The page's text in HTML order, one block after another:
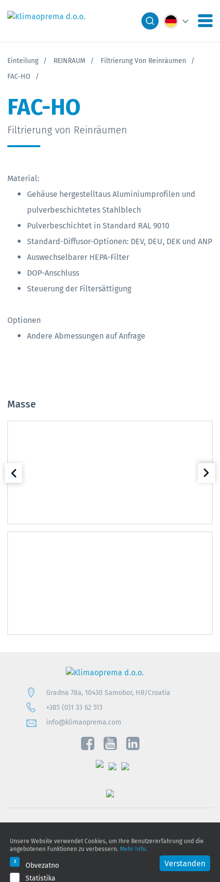
Einteilung REINRAUM
Filtrierung Von Reinräumen
FAC-HO
FAC-HO
Filtrierung von Reinräumen
Material:
Gehäuse hergestelltaus Aluminiumprofilen und
pulverbeschichtetes Stahlblech
Pulverbeschichtet in Standard RAL 9010
Standard-Diffusor-Optionen: DEV, DEU, DEK und ANP
Auswechselbarer HEPA-Filter
DOP-Anschluss
Steuerung der Filtersättigung
Optionen
Andere Abmessungen auf Anfrage
Masse
Gradna 78a, 10430 Samobor, HR/Croatia
+385 (0)1 33 62 513
info@klimaoprema.com
Politika kolačića
Unsere Website verwendet Cookies, um Ihre Benutzererfahrung und die
angebotenen Funktionen zu verbessern. Mehr Info.
Verstanden
Obvezatno
Statistika